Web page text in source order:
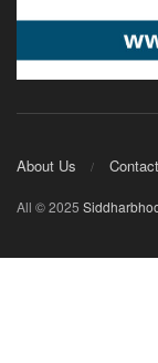
About Us Contact
All © 2025